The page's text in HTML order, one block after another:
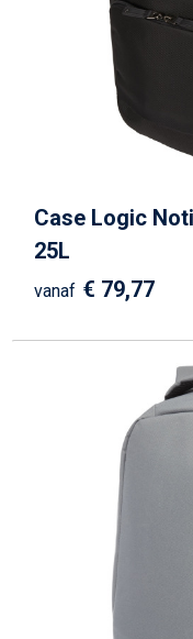
Case Logic
25L
vanaf € 79,77